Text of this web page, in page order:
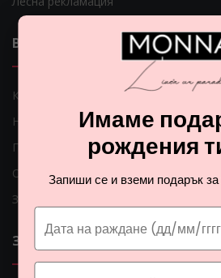
ВАЖНИ ЛИНКОВЕ
Как мога да платя?
Начини на доставка
Проблеми с доставката
Общи условия
Защита на личните данни
ЗА НАС
Имаме
рождения
Запиши се и вземи подарък